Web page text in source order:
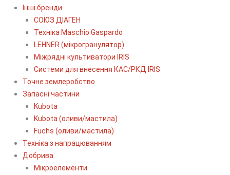
Інші бренди
СОЮЗ ДІАГЕН
Техніка Maschio Gaspardo
LEHNER (мікрогранулятор)
Міжрядні культиватори IRIS
Системи для внесення КАС/РКД IRIS
Точне землеробство
Запасні частини
Kubota
Kubota (оливи/мастила)
Fuchs (оливи/мастила)
Техніка з напрацюванням
Добрива
Мікроелементи